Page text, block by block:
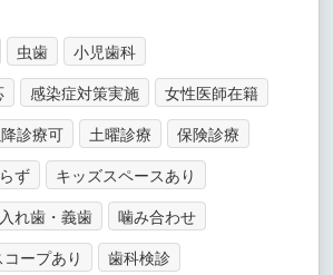
虫歯
小児歯科
感染症対策実施
女性医師在籍
診療可 土曜診療
保険診療
ず
キッズスペースあり
入れ歯・義歯
噛み合わせ
ープあり
歯科検診